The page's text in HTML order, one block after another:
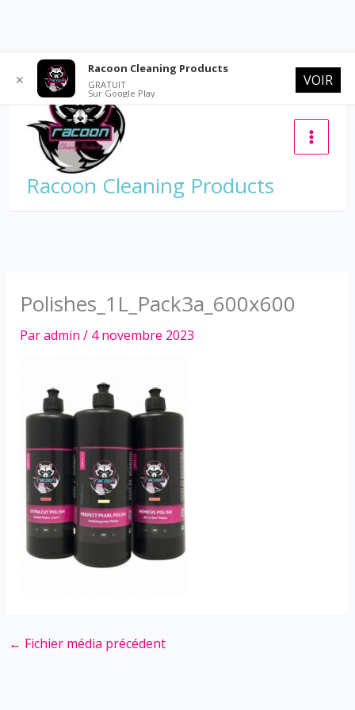
contenu
Racoon Cleaning Products
Polishes_1L_Pack3a_600x600
Paradmin / 4 novembre 2023
← Fichier média précédent
✕
Racoon Cleaning Products
GRATUIT
Sur Google Play
VOIR